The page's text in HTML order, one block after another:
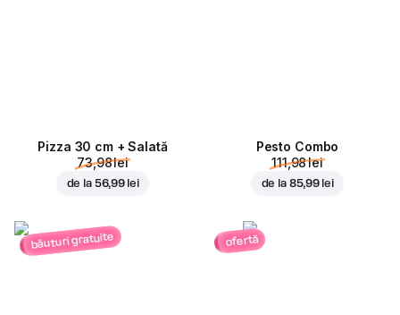
Pizza 30 cm + Salată
73,98 lei
de la 56,99 lei
Pesto Combo
111,98 lei
de la 85,99 lei
băuturi gratuite ofertă